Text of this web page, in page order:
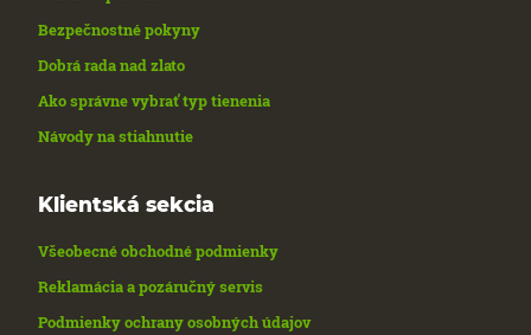
Bezpečnostné pokyny
Dobrá rada nad zlato
Ako správne vybrať typ tienenia
Návody na stiahnutie
Klientská sekcia
Všeobecné obchodné podmienky
Reklamácia a pozáručný servis
Podmienky ochrany osobných údajov